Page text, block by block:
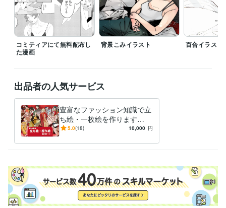
コミティアにて無料配布し
た漫画
背景こみイラスト 百合イラスト
出品者の人気サービス
豊富なファッション知識で立
ち絵・一枚絵を作ります
【短納期】色彩豊かな作風
鮮やかに！
5.0(18) 10,000 円